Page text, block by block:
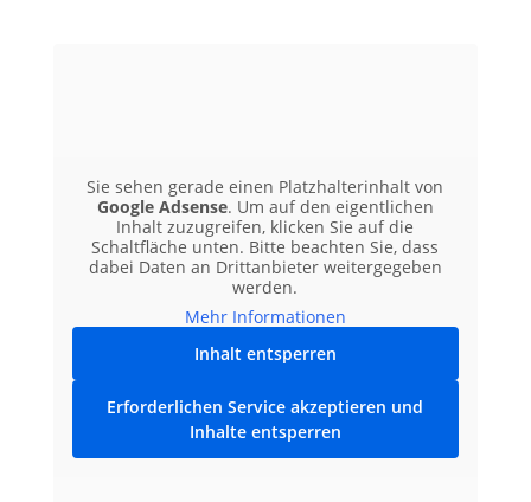
Sie sehen gerade einen Platzhalterinhalt von
Google Adsense. Um auf den eigentlichen
Inhalt zuzugreifen, klicken Sie auf die
Schaltfläche unten. Bitte beachten Sie, dass
dabei Daten an Drittanbieter weitergegeben
werden.
Mehr Informationen
Inhalt entsperren
Erforderlichen Service akzeptieren und
Inhalte entsperren